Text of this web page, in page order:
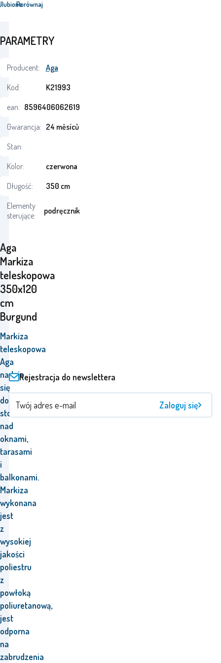
Porównaj
Aga
Markiza
teleskopowa
350x120
cm
Burgund
Markiza
teleskopowa
Aga
nadaje
się
do
stosowania
nad
oknami,
tarasami
i
balkonami.
Markiza
wykonana
jest
z
wysokiej
jakości
poliestru
z
powłoką
poliuretanową,
jest
odporna
na
zabrudzenia
PARAMETRY
Producent:
Aga
Kod:
K21993
ean: 8596406062619
Gwarancja: 24 měsíců
Stan:
Kolor:
czerwona
Długość:
350 cm
Elementy
sterujące:
podręcznik
Rejestracja do newslettera
Zaloguj się